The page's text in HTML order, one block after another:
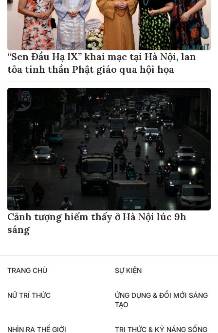
“Sen Đầu Hạ IX” khai mạc tại Hà Nội, lan
tỏa tinh thần Phật giáo qua hội họa
Cảnh tượng hiếm thấy ở Hà Nội lúc 9h
sáng
TRANG CHỦ SỰ KIỆN
NỮ TRÍ THỨC
ỨNG DỤNG & ĐỔI MỚI SÁNG
TẠO
NHÌN RA THẾ GIỚI TRI THỨC & KỸ NĂNG SỐNG